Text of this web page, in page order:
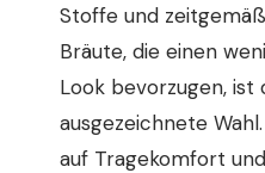
Stoffe und
Bräute, die einen
Look bevorzugen, ist
ausgezeichnete
auf Tragekomfort